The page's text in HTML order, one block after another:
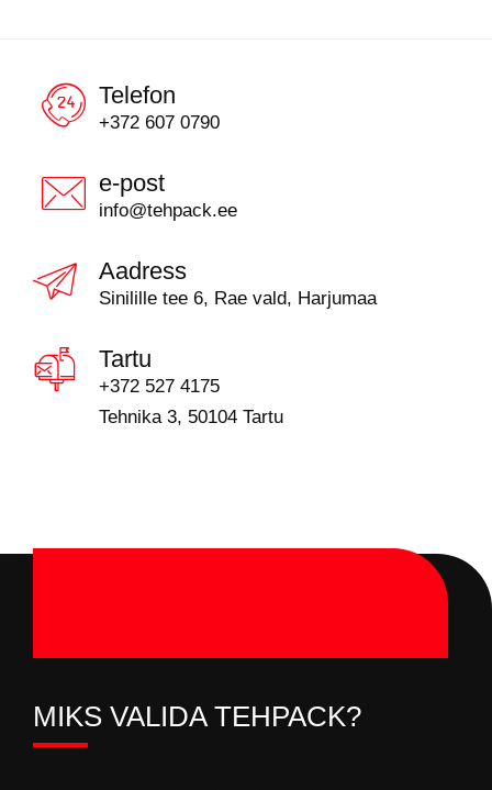
Telefon
+372 607 0790
e-post
info@tehpack.ee
Aadress
Sinilille tee 6, Rae vald, Harjumaa
Tartu
+372 527 4175
Tehnika 3, 50104 Tartu
MIKS VALIDA TEHPACK?